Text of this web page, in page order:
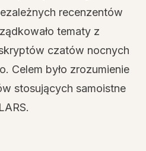
recenzentów
tematy z
czatów nocnych
Celem było zrozumienie
stosujących samoistne